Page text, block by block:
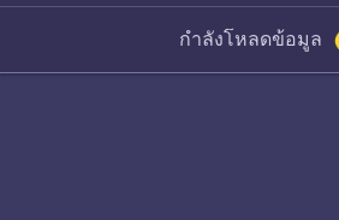
กำลังโหลดข้อมูล